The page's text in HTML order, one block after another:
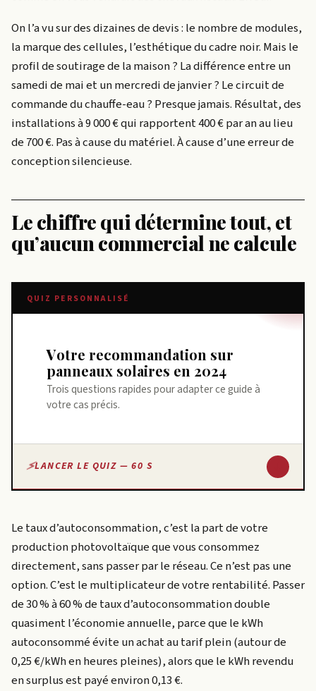
On l’a vu sur des dizaines de devis : le nombre de modules,
la marque des cellules, l’esthétique du cadre noir. Mais le
profil de soutirage de la maison ? La différence entre un
samedi de mai et un mercredi de janvier ? Le circuit de
commande du chauffe-eau ? Presque jamais. Résultat, des
installations à 9 000 € qui rapportent 400 € par an au lieu
de 700 €. Pas à cause du matériel. À cause d’une erreur de
conception silencieuse.
Le chiffre qui détermine tout, et
qu’aucun commercial ne calcule
QUIZ PERSONNALISÉ
Votre recommandation sur
panneaux solaires en 2024
Trois questions rapides pour adapter ce guide à
votre cas précis.
LANCER LE QUIZ — 60 S
Le taux d’autoconsommation, c’est la part de votre
production photovoltaïque que vous consommez
directement, sans passer par le réseau. Ce n’est pas une
option. C’est le multiplicateur de votre rentabilité. Passer
de 30 % à 60 % de taux d’autoconsommation double
quasiment l’économie annuelle, parce que le kWh
autoconsommé évite un achat au tarif plein (autour de
0,25 €/kWh en heures pleines), alors que le kWh revendu
en surplus est payé environ 0,13 €.